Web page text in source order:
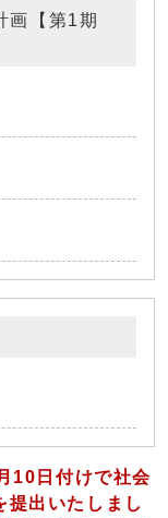
画【第1期
10日付けで社会
提出いたしまし